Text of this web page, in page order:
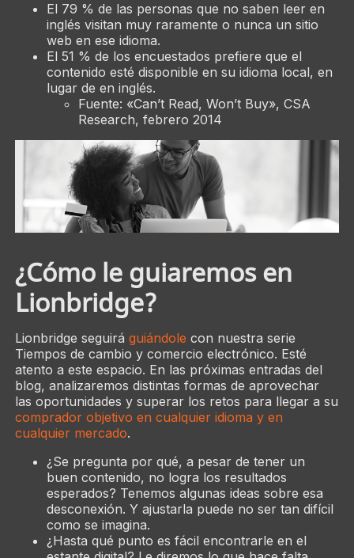
El 79 % de las personas que no saben leer en
inglés visitan muy raramente o nunca un sitio
web en ese idioma.
El 51 % de los encuestados prefiere que el
contenido esté disponible en su idioma local, en
lugar de en inglés.
Fuente: «Can’t Read, Won’t Buy», CSA
Research, febrero 2014
¿Cómo le guiaremos en
Lionbridge?
Lionbridge seguirá guiándole con nuestra serie
Tiempos de cambio y comercio electrónico. Esté
atento a este espacio. En las próximas entradas del
blog, analizaremos distintas formas de aprovechar
las oportunidades y superar los retos para llegar a su
comprador objetivo en cualquier idioma y en
cualquier mercado.
¿Se pregunta por qué, a pesar de tener un
buen contenido, no logra los resultados
esperados? Tenemos algunas ideas sobre esa
desconexión. Y ajustarla puede no ser tan difícil
como se imagina.
¿Hasta qué punto es fácil encontrarle en el